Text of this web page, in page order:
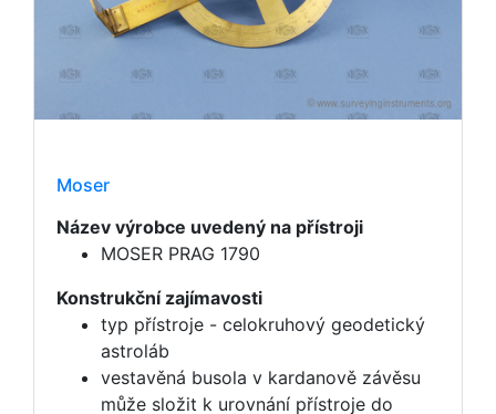
Moser
Název výrobce uvedený na přístroji
MOSER PRAG 1790
Konstrukční zajímavosti
typ přístroje - celokruhový geodetický
astroláb
vestavěná busola v kardanově závěsu
může složit k urovnání přístroje do